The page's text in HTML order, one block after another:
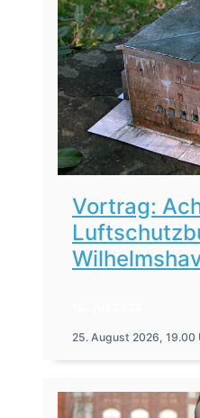
Vortrag:
25. August 2026, 19.00